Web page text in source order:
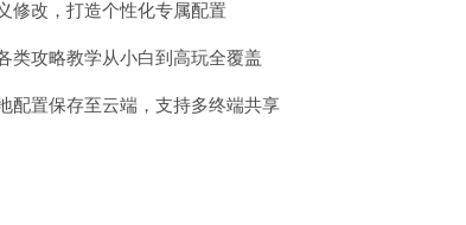
修改，打造个性化专属配置
类攻略教学从小白到高玩全覆盖
配置保存至云端，支持多终端共享